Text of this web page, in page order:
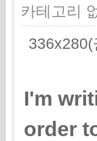
카테고리
I'm
order